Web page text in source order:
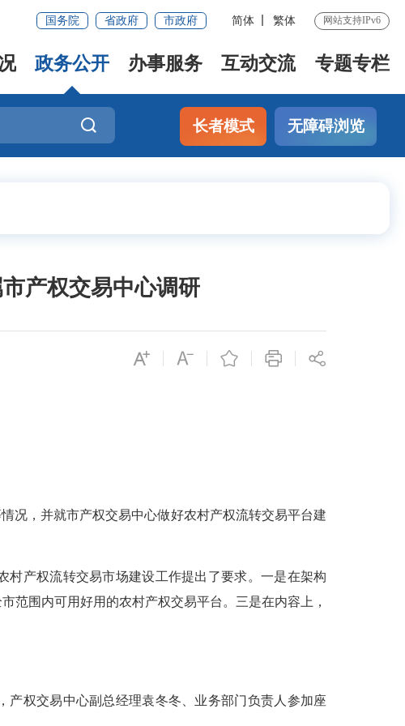
国务院 省政府 市政府 简体 繁体 网站支持IPv6
政务公开 办事服务 互动交流 专题专栏
长者模式 无障碍浏览
产权交易中心调研
况，并就市产权交易中心做好农村产权流转交易平台建
产权流转交易市场建设工作提出了要求。一是在架构
范围内可用好用的农村产权交易平台。三是在内容上，
权交易中心副总经理袁冬冬、业务部门负责人参加座